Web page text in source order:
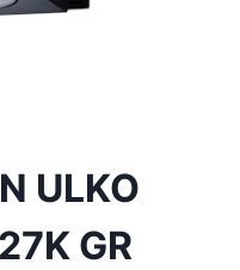
ULKO
GR